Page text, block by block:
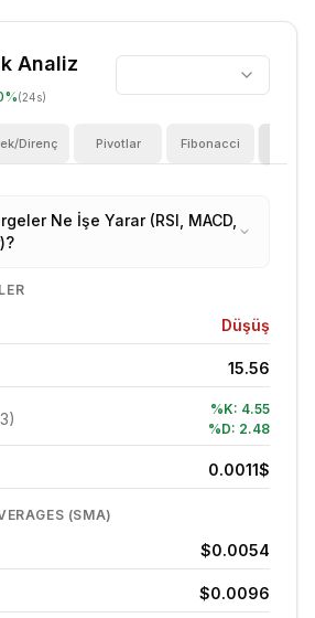
Analiz
%(24s)
Direnç Pivotlar Fibonacci
Ne İşe Yarar (RSI, MACD,
Düşüş
15.56
%K: 4.55
%D: 2.48
0.0011$
(SMA)
$0.0054
$0.0096